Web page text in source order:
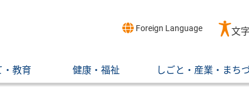
Foreign Language 文
・教育 健康・福祉 しごと・産業・まち